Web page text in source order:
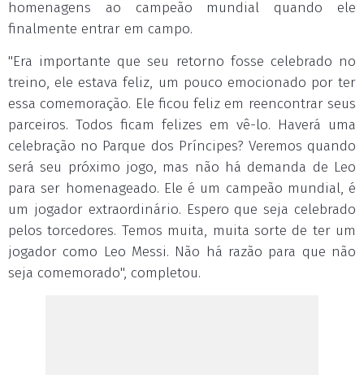
homenagens ao campeão mundial quando ele
finalmente entrar em campo.
"Era importante que seu retorno fosse celebrado no
treino, ele estava feliz, um pouco emocionado por ter
essa comemoração. Ele ficou feliz em reencontrar seus
parceiros. Todos ficam felizes em vê-lo. Haverá uma
celebração no Parque dos Príncipes? Veremos quando
será seu próximo jogo, mas não há demanda de Leo
para ser homenageado. Ele é um campeão mundial, é
um jogador extraordinário. Espero que seja celebrado
pelos torcedores. Temos muita, muita sorte de ter um
jogador como Leo Messi. Não há razão para que não
seja comemorado", completou.